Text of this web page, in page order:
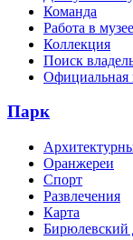
Команда
Работа в музее
Коллекция
Поиск
Официальная
Парк
Оранжереи
Спорт
Развлечения
Карта
Бирюлевский